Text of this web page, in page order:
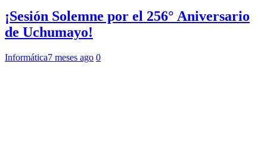
¡Sesión Solemne por el 256° Aniversario
de Uchumayo!
Informática7 meses ago 0